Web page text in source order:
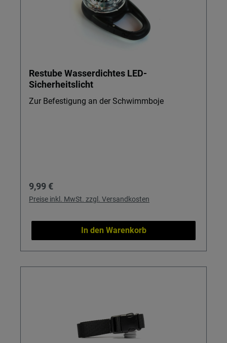
Restube Wasserdichtes LED-
Sicherheitslicht
Zur Befestigung an der Schwimmboje
Regulärer Preis:
9,99 €
Preise inkl. MwSt. zzgl. Versandkosten
In den Warenkorb